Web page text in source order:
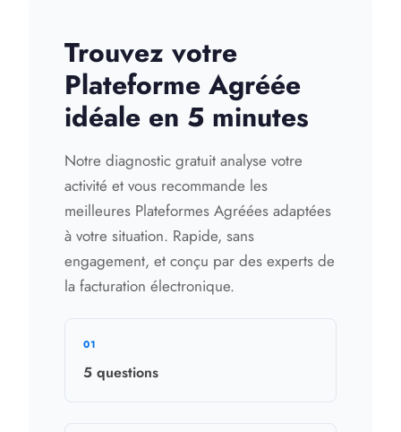
Trouvez votre
Plateforme Agréée
idéale en 5 minutes
Notre diagnostic gratuit analyse votre
activité et vous recommande les
meilleures Plateformes Agréées adaptées
à votre situation. Rapide, sans
engagement, et conçu par des experts de
la facturation électronique.
5 questions